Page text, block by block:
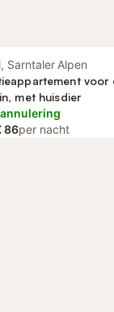
Sarntaler Alpen
voor
met huisdier
86per nacht